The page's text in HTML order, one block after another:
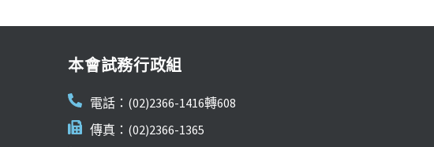
本會試務行政組
電話：(02)2366-1416轉608
傳真：(02)2366-1365